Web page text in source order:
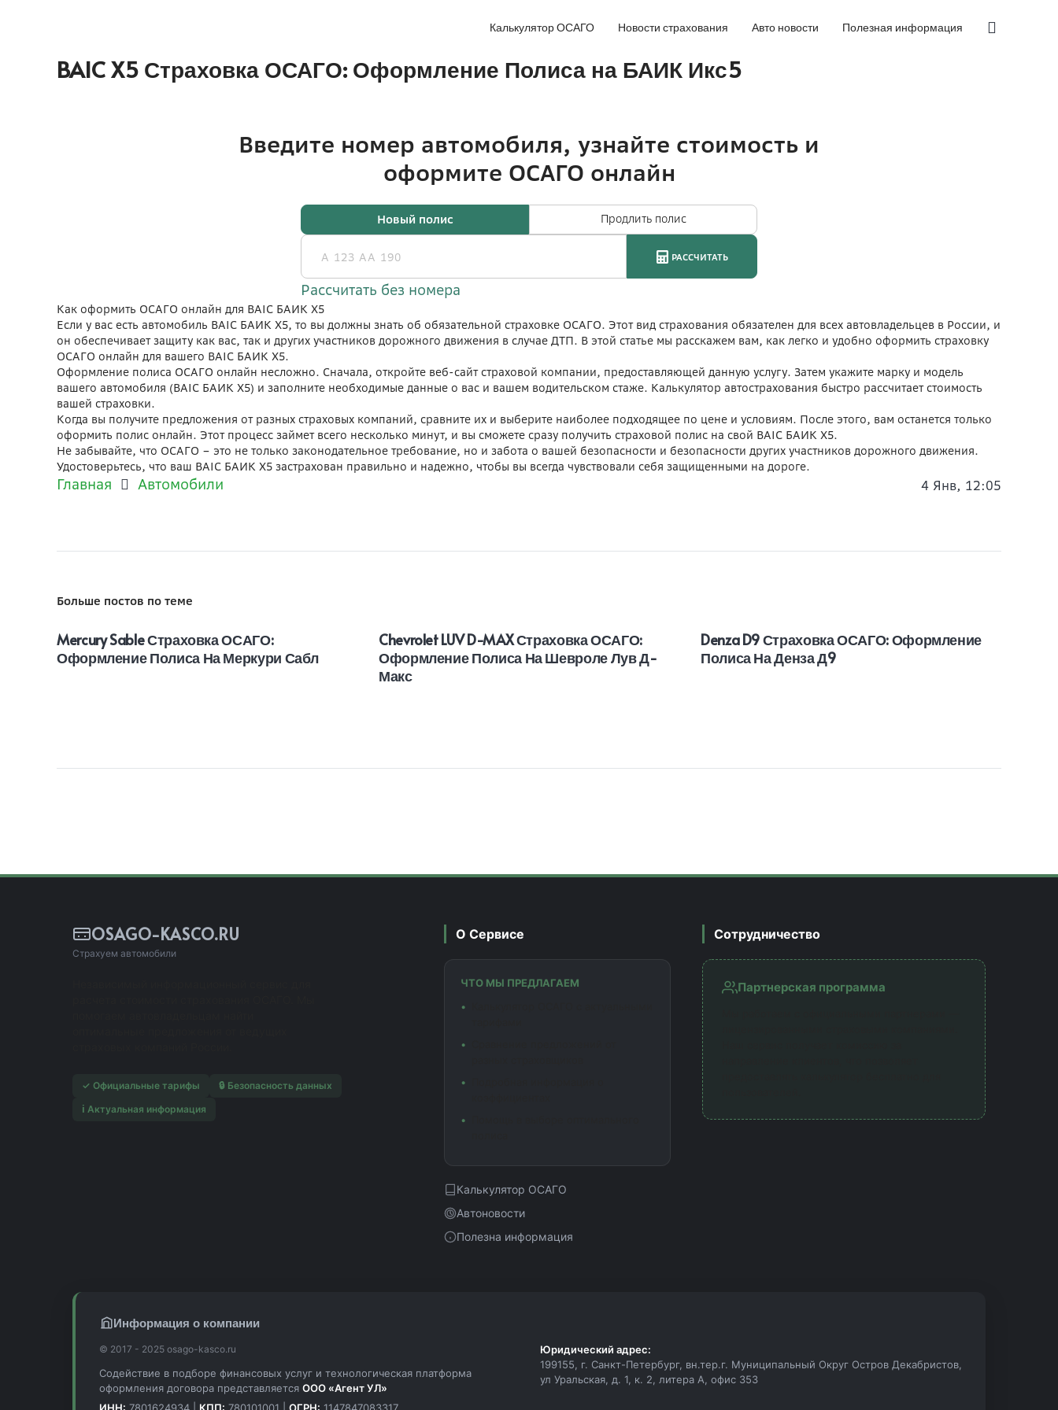
Калькулятор ОСАГО Новости страхования Авто новости Полезная информация
BAIC X5 Страховка ОСАГО: Оформление Полиса на БАИК Икс5
Как оформить ОСАГО онлайн для BAIC БАИК X5
Если у вас есть автомобиль BAIC БАИК X5, то вы должны знать об обязательной страховке ОСАГО. Этот вид страхования обязателен для всех автовладельцев в России, и
он обеспечивает защиту как вас, так и других участников дорожного движения в случае ДТП. В этой статье мы расскажем вам, как легко и удобно оформить страховку
ОСАГО онлайн для вашего BAIC БАИК X5.
Оформление полиса ОСАГО онлайн несложно. Сначала, откройте веб-сайт страховой компании, предоставляющей данную услугу. Затем укажите марку и модель
вашего автомобиля (BAIC БАИК X5) и заполните необходимые данные о вас и вашем водительском стаже. Калькулятор автострахования быстро рассчитает стоимость
вашей страховки.
Когда вы получите предложения от разных страховых компаний, сравните их и выберите наиболее подходящее по цене и условиям. После этого, вам останется только
оформить полис онлайн. Этот процесс займет всего несколько минут, и вы сможете сразу получить страховой полис на свой BAIC БАИК X5.
Не забывайте, что ОСАГО – это не только законодательное требование, но и забота о вашей безопасности и безопасности других участников дорожного движения.
Удостоверьтесь, что ваш BAIC БАИК X5 застрахован правильно и надежно, чтобы вы всегда чувствовали себя защищенными на дороге.
Главная Автомобили 4 Янв, 12:05
Больше постов по теме
Mercury Sable Страховка ОСАГО:
Оформление Полиса На Меркури Сабл
Chevrolet LUV D-MAX Страховка ОСАГО:
Оформление Полиса На Шевроле Лув Д-
Макс
Denza D9 Страховка ОСАГО: Оформление
Полиса На Денза Д9
OSAGO-KASCO.RU
Страхуем автомобили
✓ Официальные тарифы
🔒 Безопасность данных
ℹ️ Актуальная информация
О Сервисе
ЧТО МЫ ПРЕДЛАГАЕМ
Калькулятор ОСАГО
Автоновости
Полезна информация
Сотрудничество
Партнерская программа
Информация о компании
© 2017 - 2025 osago-kasco.ru
Содействие в подборе финансовых услуг и технологическая платформа
оформления договора представляется ООО «Агент УЛ»
Юридический адрес:
199155, г. Санкт-Петербург, вн.тер.г. Муниципальный Округ Остров Декабристов,
ул Уральская, д. 1, к. 2, литера А, офис 353